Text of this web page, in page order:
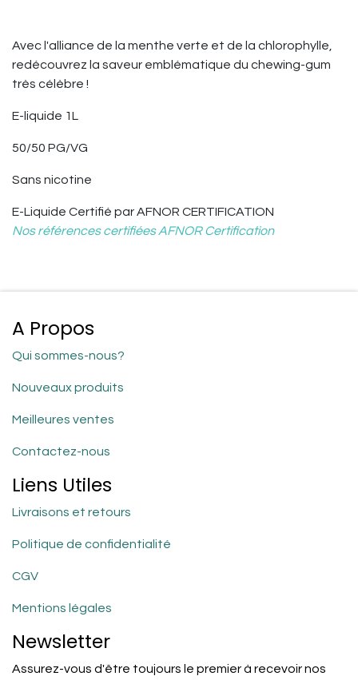
Avec l'alliance de la menthe verte et de la chlorophylle,
redécouvrez la saveur emblématique du chewing-gum
très célèbre !
E-liquide 1L
50/50 PG/VG
Sans nicotine
E-Liquide Certifié par AFNOR CERTIFICATION
Nos références certifiées AFNOR Certification
A Propos
Qui sommes-nous?
Nouveaux produits
Meilleures ventes
Contactez-nous
Liens Utiles
Livraisons et retours
Politique de confidentialité
CGV
Mentions légales
Newsletter
Assurez-vous d'être toujours le premier à recevoir nos